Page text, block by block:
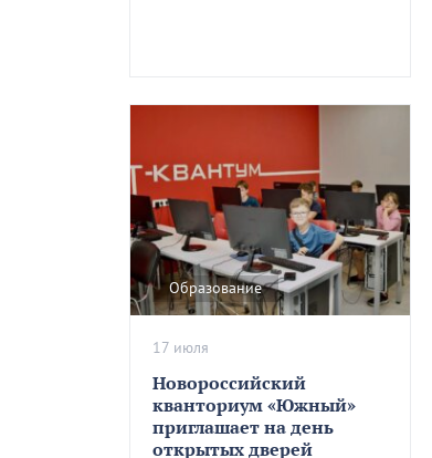
Образование
Новороссийский
кванториум «Южный»
приглашает на день
открытых дверей
17 июля